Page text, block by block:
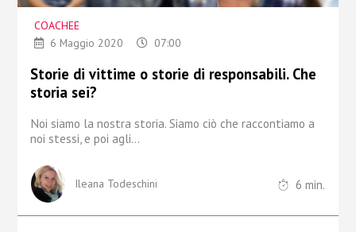
COACHEE
6 Maggio 2020
07:00
Storie di vittime o storie di responsabili. Che
storia sei?
Noi siamo la nostra storia. Siamo ciò che raccontiamo a
noi stessi, e poi agli...
Ileana Todeschini 6 min.